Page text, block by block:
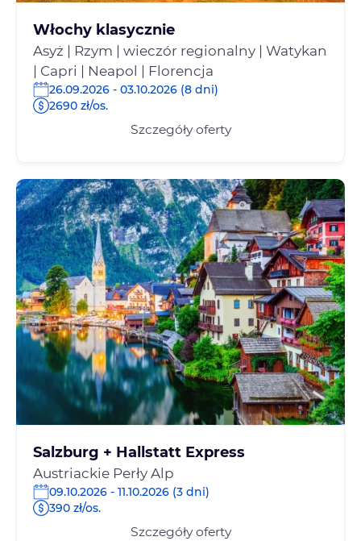
Włochy klasycznie
Asyż | Rzym | wieczór regionalny | Watykan
| Capri | Neapol | Florencja
26.09.2026 - 03.10.2026 (8 dni)
2690 zł/os.
Szczegóły oferty
Salzburg + Hallstatt Express
Austriackie Perły Alp
09.10.2026 - 11.10.2026 (3 dni)
390 zł/os.
Szczegóły oferty